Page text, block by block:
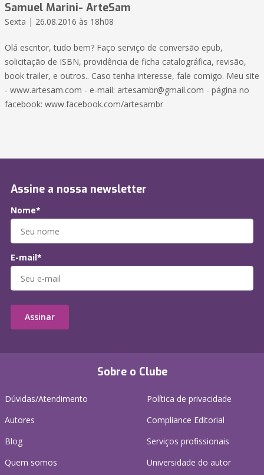
Samuel Marini- ArteSam
Sexta | 26.08.2016 às 18h08
Olá escritor, tudo bem? Faço serviço de conversão epub,
solicitação de ISBN, providência de ficha catalográfica, revisão,
book trailer, e outros.. Caso tenha interesse, fale comigo. Meu site
- www.artesam.com - e-mail: artesambr@gmail.com - página no
facebook: www.facebook.com/artesambr
Sobre o Clube
Dúvidas/Atendimento
Autores
Blog
Quem somos
Política de privacidade
Compliance Editorial
Serviços profissionais
Universidade do autor
Assine a nossa newsletter
Nome*
E-mail*
Assinar